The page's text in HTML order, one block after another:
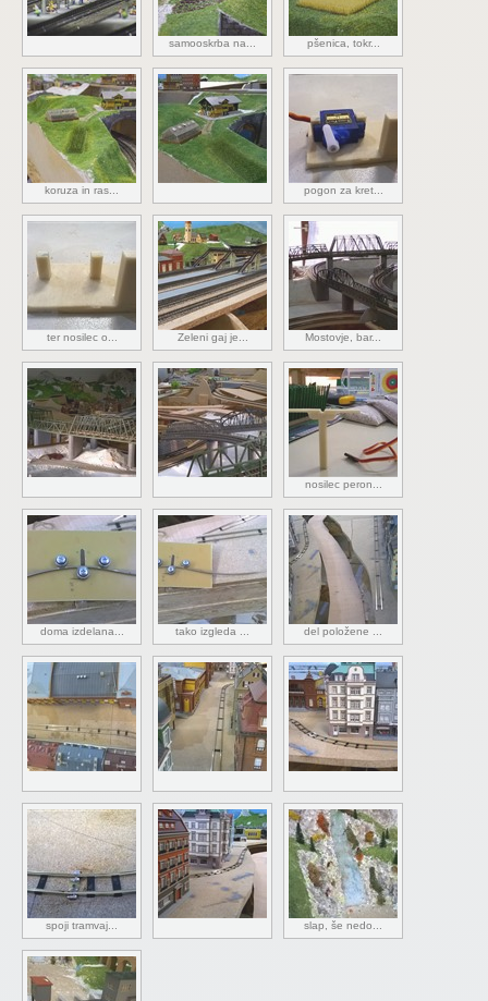
samooskrba na... pšenica, tokr...
koruza in ras... pogon za kret...
ter nosilec o... Zeleni gaj je... Mostovje, bar...
nosilec peron...
doma izdelana... tako izgleda ... del položene ...
spoji tramvaj... slap, še nedo...